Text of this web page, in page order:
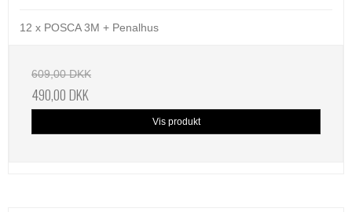
12 x POSCA 3M + Penalhus
609,00 DKK
490,00 DKK
Vis produkt